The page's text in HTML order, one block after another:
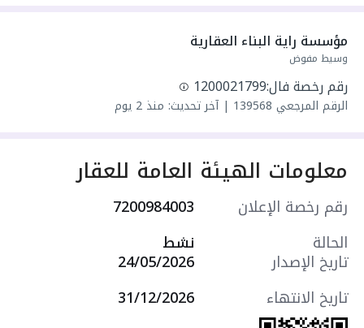
واصل كهرباء
واصل مياه
سنة البناء: 2026
مميزات العقار:
- حديقة
- مدخلين منفصلين
التجهيزات:
- مطبخ راكب
- تكييف سبليت
- نظام إنذار الحريق
- نظام مكافحة الحريق
- مصعد كهربائي
مؤسسة راية البناء العقارية
وسيط مفوض
رقم رخصة فال:1200021799
الرقم المرجعي 139568
|آخر تحديث: منذ 2 يوم
معلومات الهيئة العامة للعقار
رقم رخصة الإعلان
7200984003
الحالة
نشط
تاريخ الإصدار
24/05/2026
تاريخ الانتهاء
31/12/2026